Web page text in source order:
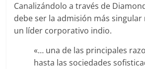
Canalizándolo a través de
debe ser la admisión más
un líder corporativo indio.
«… una de las principales
hasta las sociedades